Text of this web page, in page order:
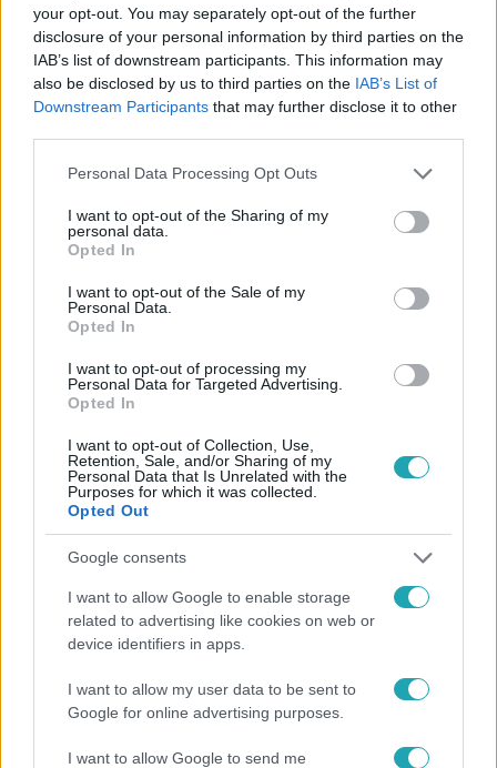
your opt-out. You may separately opt-out of the further
disclosure of your personal information by third parties on the
IAB’s list of downstream participants. This information may
also be disclosed by us to third parties on the IAB’s List of
Downstream Participants that may further disclose it to other
Please note that this website/app uses one or more Google
not limited to your visit or usage behaviour. You may click to
grant or deny consent to Google and its third-party tags to
use your data for below specified purposes in below Google
consent section.
Personal Data Processing Opt Outs
I want to opt-out of the Sharing of my
personal data.
Opted In
I want to opt-out of the Sale of my
Personal Data.
Opted In
I want to opt-out of processing my
Personal Data for Targeted Advertising.
Opted In
I want to opt-out of Collection, Use,
Retention, Sale, and/or Sharing of my
Personal Data that Is Unrelated with the
Purposes for which it was collected.
Opted Out
Google consents
I want to allow Google to enable storage
related to advertising like cookies on web or
device identifiers in apps.
I want to allow my user data to be sent to
Google for online advertising purposes.
I want to allow Google to send me
Kövess minket, és értesülj a friss hírekről a
Facebookon is!
Követem
FÓKUSZ #ADÁSRÉSZLETEK #ZENEIPAR
VÁLSÁG
KONCERT #BEVÉTEL
Népszerű